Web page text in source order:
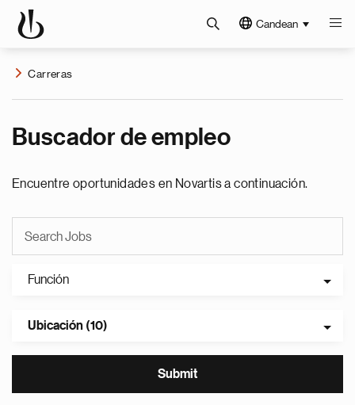
Candean
Carreras
Buscador de empleo
Encuentre oportunidades en Novartis a continuación.
Función
Ubicación (10)